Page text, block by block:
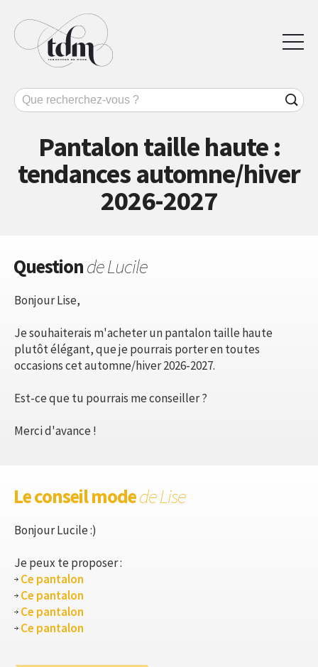
Pantalon taille haute :
tendances automne/hiver
2026-2027
Questionde Lucile
Bonjour Lise,
Je souhaiterais m'acheter un pantalon taille haute
plutôt élégant, que je pourrais porter en toutes
occasions cet automne/hiver 2026-2027.
Est-ce que tu pourrais me conseiller ?
Merci d'avance !
Le conseil modede Lise
Bonjour Lucile :)
Je peux te proposer :
Ce pantalon
Ce pantalon
Ce pantalon
Ce pantalon